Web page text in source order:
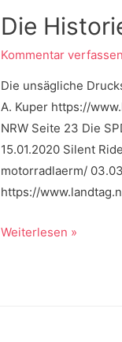
Die
Kommentar verfassen
Die unsägliche
A. Kuper https://
NRW Seite 23 Die
15.01.2020 Silent
motorradlaerm/
https://
Die
Weiterlesen »